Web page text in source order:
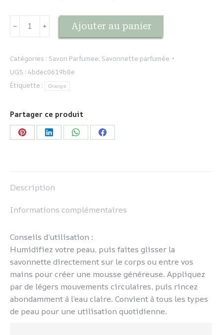
quantité
Passion
﹣ ﹢ Ajouter au panier
Catégories : Savon Parfumee, Savonnette parfumée
UGS : 4bdec0619b8e
Étiquette :
Orange
Partager ce produit
PartagerPartagerPartagerPartager
Description
Informations complémentaires
Conseils d’utilisation :
Humidifiez votre peau, puis faites glisser la
savonnette directement sur le corps ou entre vos
mains pour créer une mousse généreuse. Appliquez
par de légers mouvements circulaires, puis rincez
abondamment à l’eau claire. Convient à tous les types
de peau pour une utilisation quotidienne.